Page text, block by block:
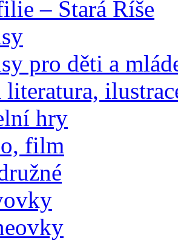
– Stará Říše
pro děti a
literatura,
hry
film